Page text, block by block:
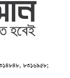
৮৩১৬৯৫৮;